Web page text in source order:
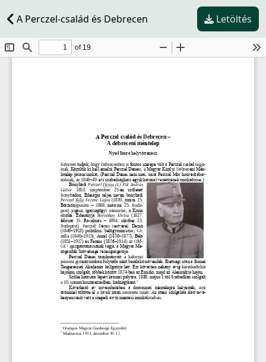
A Perczel-család és Debrecen Letöltés